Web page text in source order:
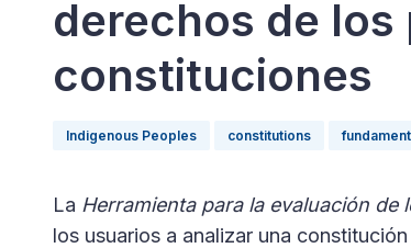
derechos de
constituciones
Indigenous Peoples constitutions
La Herramienta para la evaluación
los usuarios a analizar una